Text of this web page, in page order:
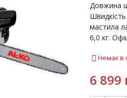
Довжина
мастила
6,0 кг.
Немає в
6 899